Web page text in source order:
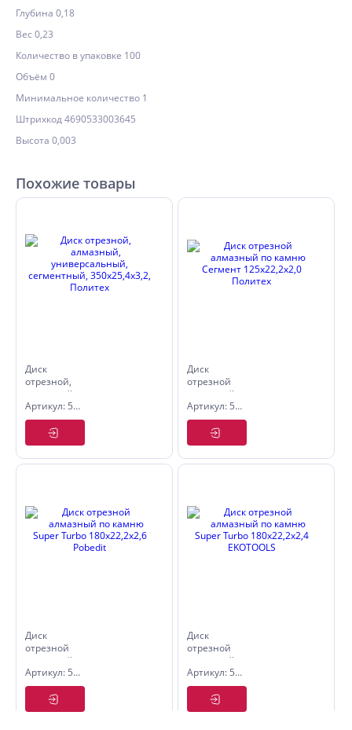
Глубина 0,18
Вес 0,23
Количество в упаковке 100
Объём 0
Минимальное количество 1
Штрихкод 4690533003645
Высота 0,003
Похожие товары
Диск
отрезной,
алмазный,
универсальный,
сегментный,
350х25,4х3,2,
Политех
Артикул: 5051350
Диск
отрезной
алмазный
по камню
Сeгмент
125х22,2х2,0
Политех
Артикул: 5033125
Диск
отрезной
алмазный
по камню
Super
Turbo
180х22,2х2,6
Артикул: 5002180
Диск
отрезной
алмазный
по камню
Super
Turbo
180х22,2х2,4
Артикул: 5042180